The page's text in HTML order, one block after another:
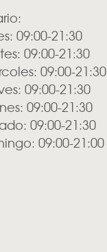
09:00-21:30
09:00-21:30
09:00-21:30
09:00-21:30
09:00-21:30
09:00-21:30
09:00-21:00